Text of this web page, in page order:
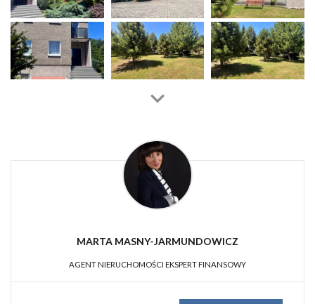
MARTA MASNY-JARMUNDOWICZ
AGENT NIERUCHOMOŚCI EKSPERT FINANSOWY